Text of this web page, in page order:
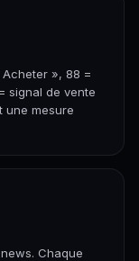
», 88 =
signal de vente
une mesure
Chaque